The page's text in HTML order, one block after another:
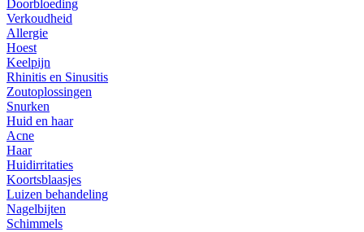
Doorbloeding
Verkoudheid
Allergie
Hoest
Keelpijn
Rhinitis en Sinusitis
Zoutoplossingen
Snurken
Huid en haar
Acne
Haar
Huidirritaties
Koortsblaasjes
Luizen behandeling
Nagelbijten
Schimmels